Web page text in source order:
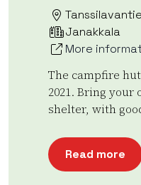
Janakkala
More
The campfire
2021. Bring your
shelter, with
Read more